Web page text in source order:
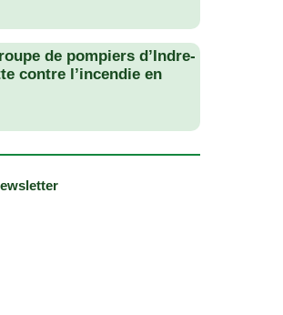
de pompiers d’Indre-
contre l’incendie en